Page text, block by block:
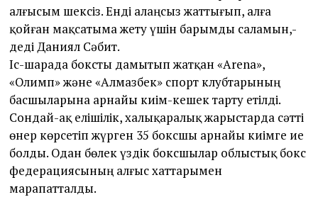
алғысым шексіз. Енді алаңсыз жаттығып, алға
қойған мақсатыма жету үшін барымды саламын,-
деді Даниял Сәбит.
Іс-шарада боксты дамытып жатқан «Arena»,
«Олимп» және «Алмазбек» спорт клубтарының
басшыларына арнайы киім-кешек тарту етілді.
Сондай-ақ елішілік, халықаралық жарыстарда сәтті
өнер көрсетіп жүрген 35 боксшы арнайы киімге ие
болды. Одан бөлек үздік боксшылар облыстық бокс
федерациясының алғыс хаттарымен
марапатталды.